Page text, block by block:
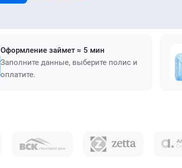
Оформление займет ≈ 5 мин
Заполните данные, выберите полис и
оплатите.